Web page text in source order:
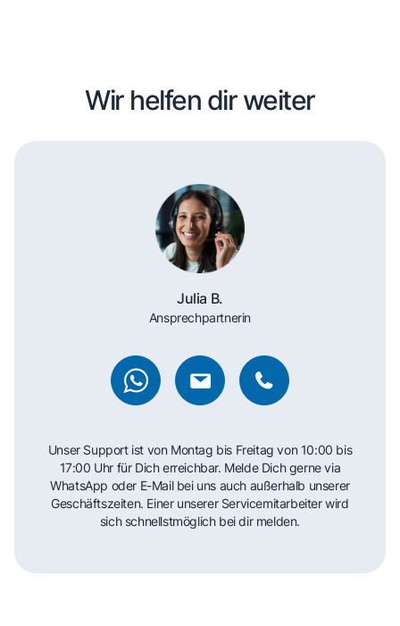
Wir helfen dir weiter
Julia B.
Ansprechpartnerin
Unser Support ist von Montag bis Freitag von 10:00 bis
17:00 Uhr für Dich erreichbar. Melde Dich gerne via
WhatsApp oder E-Mail bei uns auch außerhalb unserer
Geschäftszeiten. Einer unserer Servicemitarbeiter wird
sich schnellstmöglich bei dir melden.